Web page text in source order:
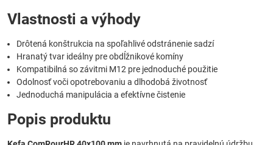
Vlastnosti a výhody
Drôtená konštrukcia na spoľahlivé odstránenie sadzí
Hranatý tvar ideálny pre obdĺžnikové komíny
Kompatibilná so závitmi M12 pre jednoduché použitie
Odolnosť voči opotrebovaniu a dlhodobá životnosť
Jednoduchá manipulácia a efektívne čistenie
Popis produktu